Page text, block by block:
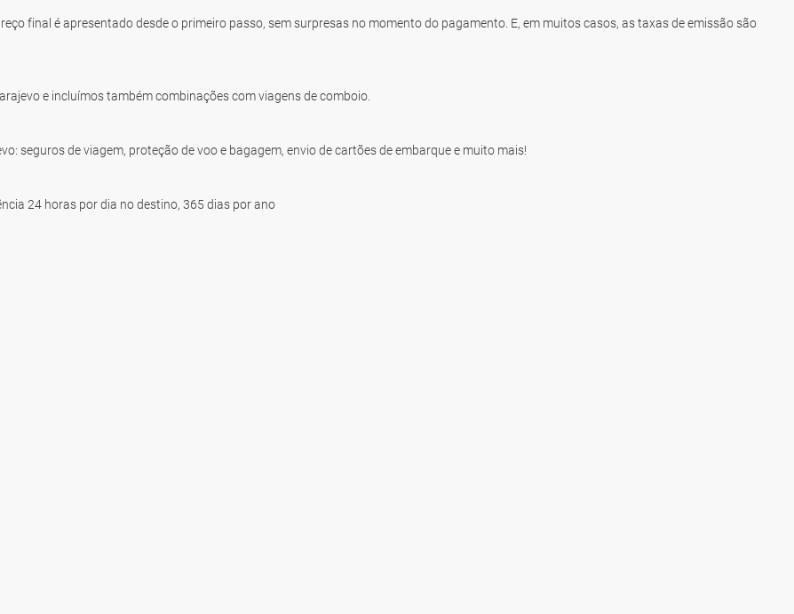
final é apresentado desde o primeiro passo, sem surpresas no momento do pagamento. E, em muitos casos, as taxas de emissão são
e incluímos também combinações com viagens de comboio.
seguros de viagem, proteção de voo e bagagem, envio de cartões de embarque e muito mais!
24 horas por dia no destino, 365 dias por ano